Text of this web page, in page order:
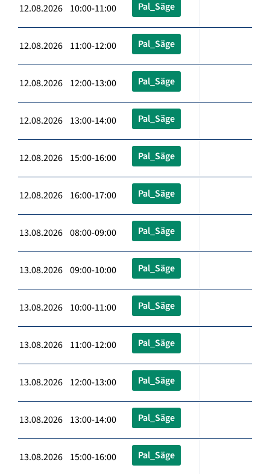
12.08.2026 10:00-11:00 Pal_Säge
12.08.2026 11:00-12:00 Pal_Säge
12.08.2026 12:00-13:00 Pal_Säge
12.08.2026 13:00-14:00 Pal_Säge
12.08.2026 15:00-16:00 Pal_Säge
12.08.2026 16:00-17:00 Pal_Säge
13.08.2026 08:00-09:00 Pal_Säge
13.08.2026 09:00-10:00 Pal_Säge
13.08.2026 10:00-11:00 Pal_Säge
13.08.2026 11:00-12:00 Pal_Säge
13.08.2026 12:00-13:00 Pal_Säge
13.08.2026 13:00-14:00 Pal_Säge
13.08.2026 15:00-16:00 Pal_Säge